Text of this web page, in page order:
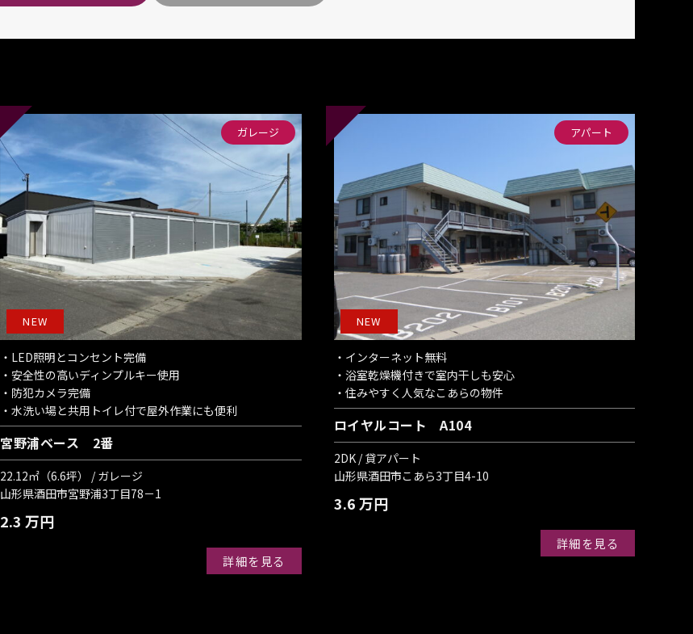
NEW
ガレージ
・LED照明とコンセント完備
・安全性の高いディンプルキー使用
・防犯カメラ完備
・水洗い場と共用トイレ付で屋外作業にも便利
宮野浦ベース 2番
22.12㎡（6.6坪） / ガレージ
山形県酒田市宮野浦3丁目78－1
2.3 万円
詳細を見る
NEW
アパート
・インターネット無料
・浴室乾燥機付きで室内干しも安心
・住みやすく人気なこあらの物件
ロイヤルコート A104
2DK / 貸アパート
山形県酒田市こあら3丁目4-10
3.6 万円
詳細を見る